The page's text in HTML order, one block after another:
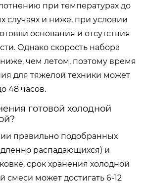
при температурах до
случаях и ниже, при условии
основания и отсутствия
Однако скорость набора
чем летом, поэтому время
для тяжелой техники может
48 часов.
готовой холодной
правильно подобранных
распадающихся) и
срок хранения холодной
смеси может достигать 6-12